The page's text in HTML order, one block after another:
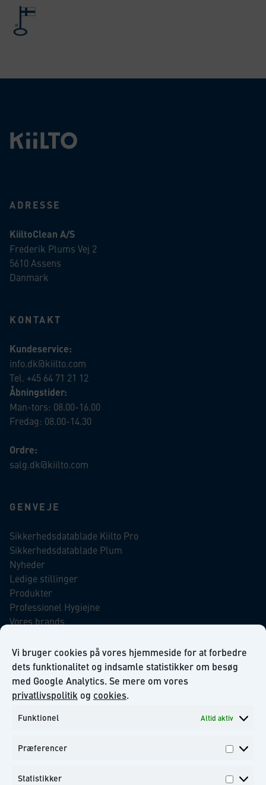
Vi bruger cookies på vores hjemmeside for at forbedre
dets funktionalitet og indsamle statistikker om besøg
med Google Analytics. Se mere om vores
privatlivspolitik og cookies.
Funktionel Altid aktiv
Præferencer
Statistikker
ADRESSE
KiiltoClean A/S
Frederik Plums Vej 2
5610 Assens
Danmark
KONTAKT
Kundeservice:
info.dk@kiilto.com
Tel. +45 64 71 21 12
Åbningstider:
Man-tors: 08.00-16.00
Fredag: 08.00-14.30
Ordre:
salg.dk@kiilto.com
GENVEJE
Sikkerhedsdatablade Kiilto Pro
Sikkerhedsdatablade Plum
Nyheder
Ledige stillinger
Produkter
Professionel Hygiejne
Vores brands
Our Promise to the Environment
INFORMATION
Om KiiltoClean A/S
Kontakt